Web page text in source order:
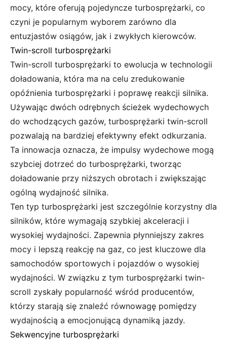
mocy, które oferują pojedyncze turbosprężarki, co
czyni je popularnym wyborem zarówno dla
entuzjastów osiągów, jak i zwykłych kierowców.
Twin-scroll turbosprężarki
Twin-scroll turbosprężarki to ewolucja w technologii
doładowania, która ma na celu zredukowanie
opóźnienia turbosprężarki i poprawę reakcji silnika.
Używając dwóch odrębnych ścieżek wydechowych
do wchodzących gazów, turbosprężarki twin-scroll
pozwalają na bardziej efektywny efekt odkurzania.
Ta innowacja oznacza, że impulsy wydechowe mogą
szybciej dotrzeć do turbosprężarki, tworząc
doładowanie przy niższych obrotach i zwiększając
ogólną wydajność silnika.
Ten typ turbosprężarki jest szczególnie korzystny dla
silników, które wymagają szybkiej akceleracji i
wysokiej wydajności. Zapewnia płynniejszy zakres
mocy i lepszą reakcję na gaz, co jest kluczowe dla
samochodów sportowych i pojazdów o wysokiej
wydajności. W związku z tym turbosprężarki twin-
scroll zyskały popularność wśród producentów,
którzy starają się znaleźć równowagę pomiędzy
wydajnością a emocjonującą dynamiką jazdy.
Sekwencyjne turbosprężarki